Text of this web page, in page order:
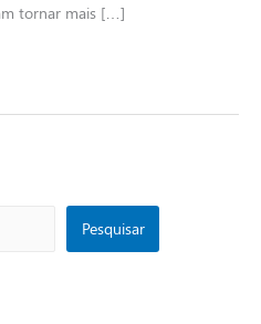
tornar mais […]
Pesquisar